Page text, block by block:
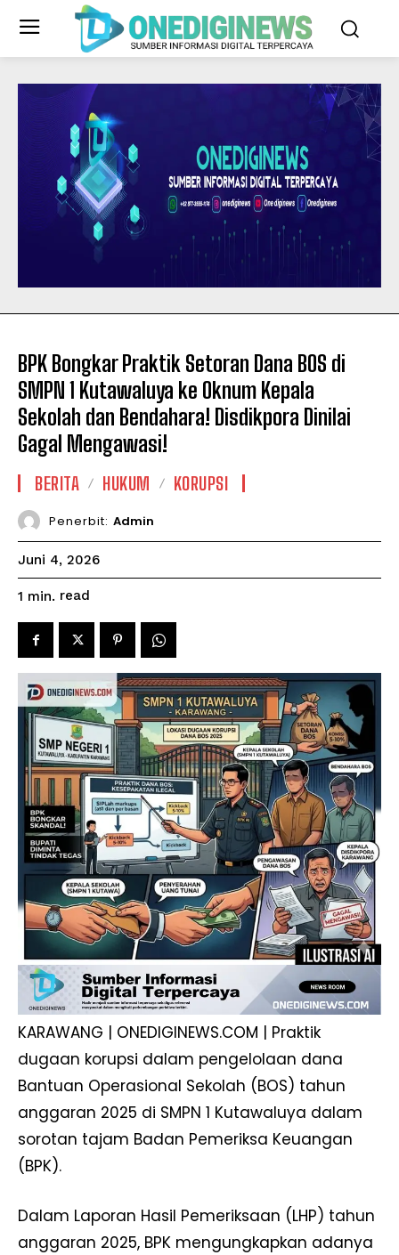
BPK Bongkar Praktik Setoran Dana BOS di
SMPN 1 Kutawaluya ke Oknum Kepala
Sekolah dan Bendahara! Disdikpora Dinilai
Gagal Mengawasi!
BERITA HUKUM KORUPSI
Penerbit: Admin
Juni 4, 2026
1 min. read
KARAWANG | ONEDIGINEWS.COM | Praktik
dugaan korupsi dalam pengelolaan dana
Bantuan Operasional Sekolah (BOS) tahun
anggaran 2025 di SMPN 1 Kutawaluya dalam
sorotan tajam Badan Pemeriksa Keuangan
(BPK).
Dalam Laporan Hasil Pemeriksaan (LHP) tahun
anggaran 2025, BPK mengungkapkan adanya